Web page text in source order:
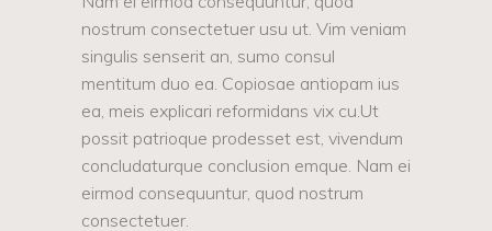
nostrum consectetuer usu ut. Vim veniam
singulis senserit an, sumo consul
mentitum duo ea. Copiosae antiopam ius
ea, meis explicari reformidans vix cu.Ut
possit patrioque prodesset est, vivendum
concludaturque conclusion emque. Nam ei
eirmod consequuntur, quod nostrum
consectetuer.